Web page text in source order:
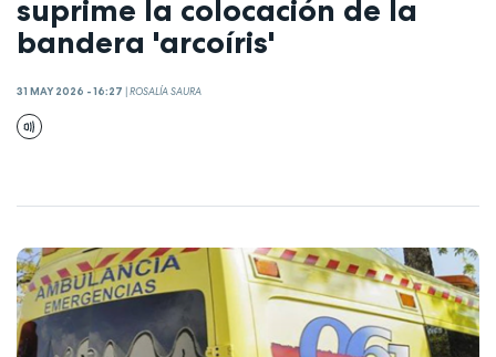
suprime la colocación de la
bandera 'arcoíris'
31 MAY 2026 - 16:27 |ROSALÍA SAURA